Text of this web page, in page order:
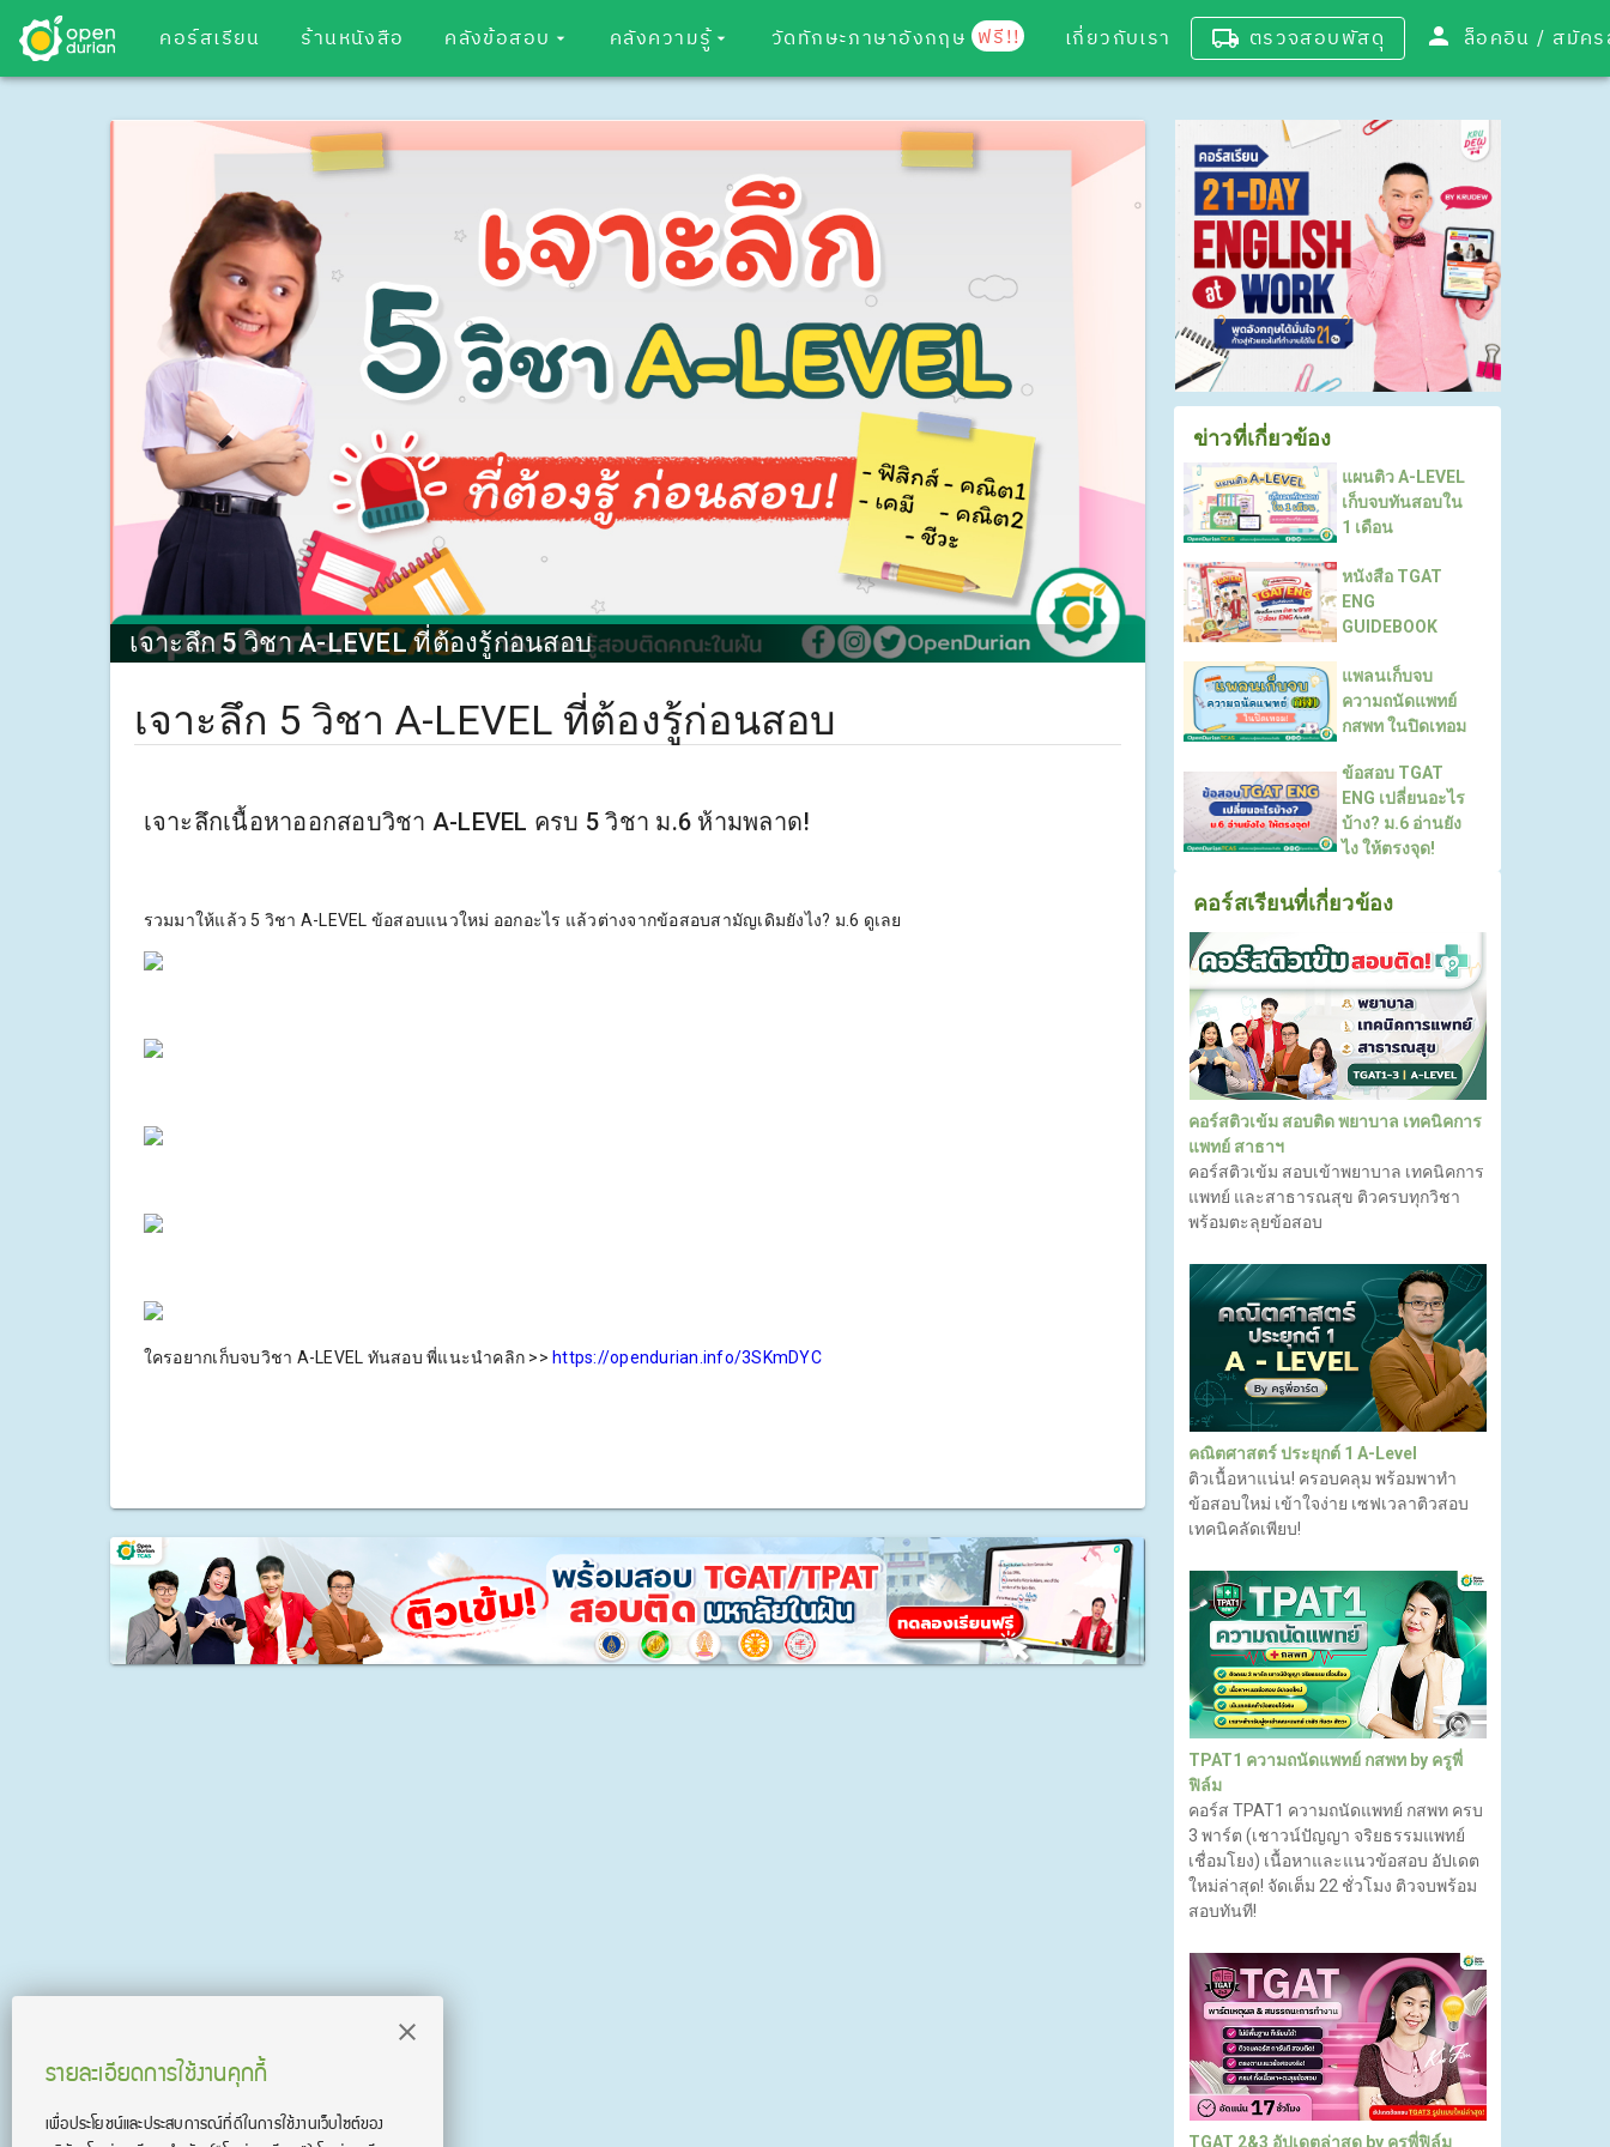
คอร์สเรียน ร้านหนังสือ คลังข้อสอบ คลังความรู้ วัดทักษะภาษาอังกฤษ ฟรี!! เกี่ยวกับเรา ตรวจสอบพัสดุ ล็อคอิน /
เจาะลึก 5 วิชา A-LEVEL ที่ต้องรู้ก่อนสอบ
เจาะลึก 5 วิชา A-LEVEL ที่ต้องรู้ก่อนสอบ
เจาะลึกเนื้อหาออกสอบวิชา A-LEVEL ครบ 5 วิชา ม.6 ห้ามพลาด!
รวมมาให้แล้ว 5 วิชา A-LEVEL ข้อสอบแนวใหม่ ออกอะไร แล้วต่างจากข้อสอบสามัญเดิมยังไง? ม.6 ดูเลย
ใครอยากเก็บจบวิชา A-LEVEL ทันสอบ พี่แนะนำคลิก >> https://opendurian.info/3SKmDYC
ข่าวที่เกี่ยวข้อง
แผนติว A-LEVEL
เก็บจบทันสอบใน
1 เดือน
หนังสือ TGAT
ENG
GUIDEBOOK
แพลนเก็บจบ
ความถนัดแพทย์
กสพท ในปิดเทอม
ข้อสอบ TGAT
ENG เปลี่ยนอะไร
บ้าง? ม.6 อ่านยัง
ไง ให้ตรงจุด!
คอร์สเรียนที่เกี่ยวข้อง
คอร์สติวเข้ม สอบติด พยาบาล เทคนิคการ
แพทย์ สาธาฯ
คอร์สติวเข้ม สอบเข้าพยาบาล เทคนิคการ
แพทย์ และสาธารณสุข ติวครบทุกวิชา
พร้อมตะลุยข้อสอบ
คณิตศาสตร์ ประยุกต์ 1 A-Level
ติวเนื้อหาแน่น! ครอบคลุม พร้อมพาทำ
ข้อสอบใหม่ เข้าใจง่าย เซฟเวลาติวสอบ
เทคนิคลัดเพียบ!
TPAT1 ความถนัดแพทย์ กสพท by ครูพี่
ฟิล์ม
คอร์ส TPAT1 ความถนัดแพทย์ กสพท ครบ
3 พาร์ต (เชาวน์ปัญญา จริยธรรมแพทย์
เชื่อมโยง) เนื้อหาและแนวข้อสอบ อัปเดต
ใหม่ล่าสุด! จัดเต็ม 22 ชั่วโมง ติวจบพร้อม
สอบทันที!
TGAT 2&3 อัปเดตล่าสุด by ครูพี่ฟิล์ม
รายละเอียดการใช้งานคุกกี้
เพื่อประโยชน์และประสบการณ์ที่ดีในการใช้งานเว็บไซต์ของ